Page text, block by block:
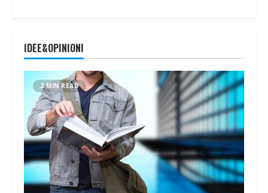
IDEE&OPINIONI
2 MIN READ